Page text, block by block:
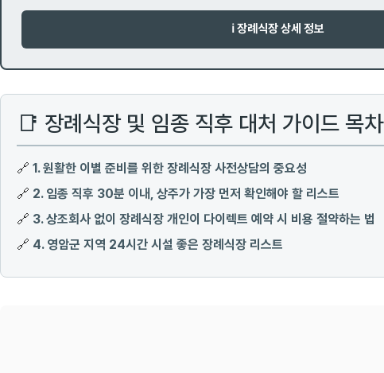
ℹ️ 장례식장 상세 정보
📑 장례식장 및 임종 직후 대처 가이드 목차
🔗 1. 원활한 이별 준비를 위한 장례식장 사전상담의 중요성
🔗 2. 임종 직후 30분 이내, 상주가 가장 먼저 확인해야 할 리스트
🔗 3. 상조회사 없이 장례식장 개인이 다이렉트 예약 시 비용 절약하는 법
🔗 4. 영암군 지역 24시간 시설 좋은 장례식장 리스트